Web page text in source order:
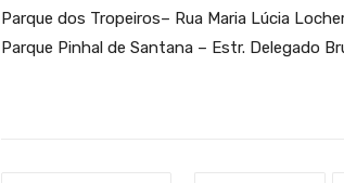
Parque dos Tropeiros– Rua Maria Lúcia
Parque Pinhal de Santana – Estr. Delegado